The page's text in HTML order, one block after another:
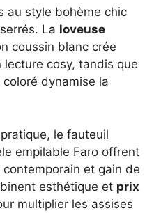
au style bohème chic
La loveuse
coussin blanc crée
cosy, tandis que
dynamise la
le fauteuil
empilable Faro offrent
et gain de
esthétique et prix
multiplier les assises